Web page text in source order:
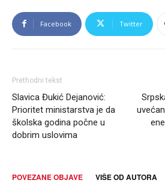
Facebook Twitter
Prethodni tekst
Slavica Đukić Dejanović:
Prioritet ministarstva je da
školska godina počne u
dobrim uslovima
POVEZANE OBJAVE VIŠE OD AUTORA